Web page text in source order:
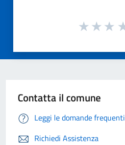
Contatta il comune
Leggi le domande frequenti
Richiedi Assistenza